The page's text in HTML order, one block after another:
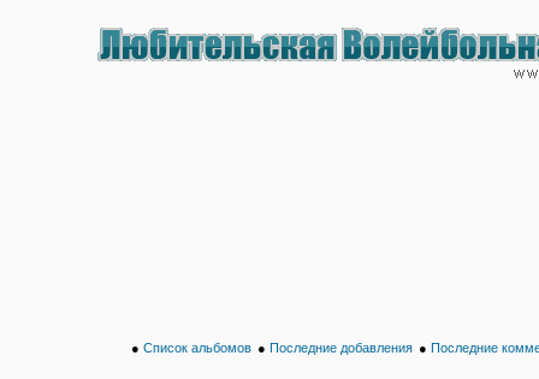
● Список альбомов ● Последние добавления ● Последние